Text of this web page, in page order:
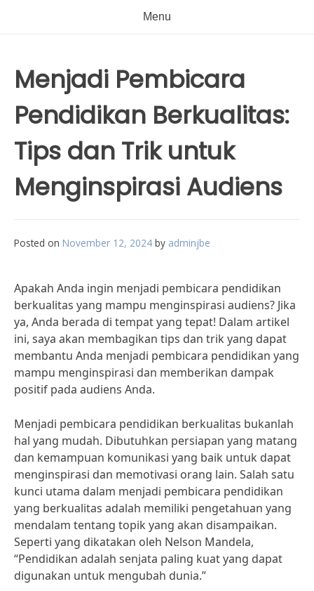
Menu
Menjadi Pembicara
Pendidikan Berkualitas:
Tips dan Trik untuk
Menginspirasi Audiens
Posted on November 12, 2024 by adminjbe
Apakah Anda ingin menjadi pembicara pendidikan
berkualitas yang mampu menginspirasi audiens? Jika
ya, Anda berada di tempat yang tepat! Dalam artikel
ini, saya akan membagikan tips dan trik yang dapat
membantu Anda menjadi pembicara pendidikan yang
mampu menginspirasi dan memberikan dampak
positif pada audiens Anda.
Menjadi pembicara pendidikan berkualitas bukanlah
hal yang mudah. Dibutuhkan persiapan yang matang
dan kemampuan komunikasi yang baik untuk dapat
menginspirasi dan memotivasi orang lain. Salah satu
kunci utama dalam menjadi pembicara pendidikan
yang berkualitas adalah memiliki pengetahuan yang
mendalam tentang topik yang akan disampaikan.
Seperti yang dikatakan oleh Nelson Mandela,
“Pendidikan adalah senjata paling kuat yang dapat
digunakan untuk mengubah dunia.”